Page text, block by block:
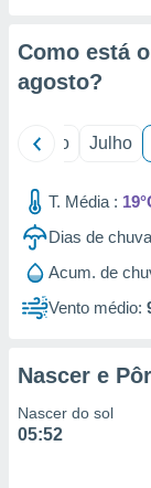
através
estudos
de
Como está
agosto?
Junho Julho
T. Média :
Dias de
Acum. de
Vento médio:
Nascer e
Nascer do sol
05:52